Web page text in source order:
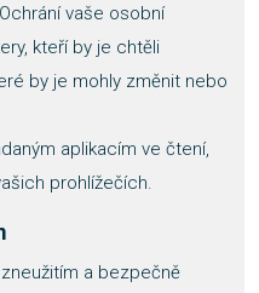
Ochrání vaše osobní
kteří by je chtěli
by je mohly změnit nebo
aplikacím ve čtení,
prohlížečích.
a bezpečně